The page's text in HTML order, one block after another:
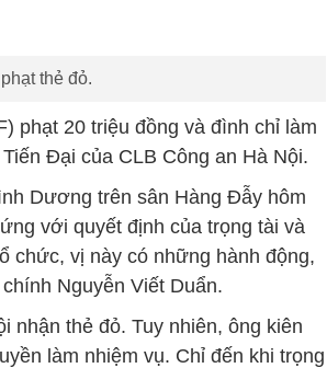
thẻ đỏ.
phạt 20 triệu đồng và đình chỉ làm
Đại của CLB Công an Hà Nội.
Dương trên sân Hàng Đẫy hôm
với quyết định của trọng tài và
chức, vị này có những hành động,
Nguyễn Viết Duẩn.
nhận thẻ đỏ. Tuy nhiên, ông kiên
làm nhiệm vụ. Chỉ đến khi trọng